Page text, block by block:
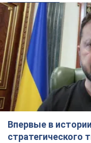
Впервые в
стратегического